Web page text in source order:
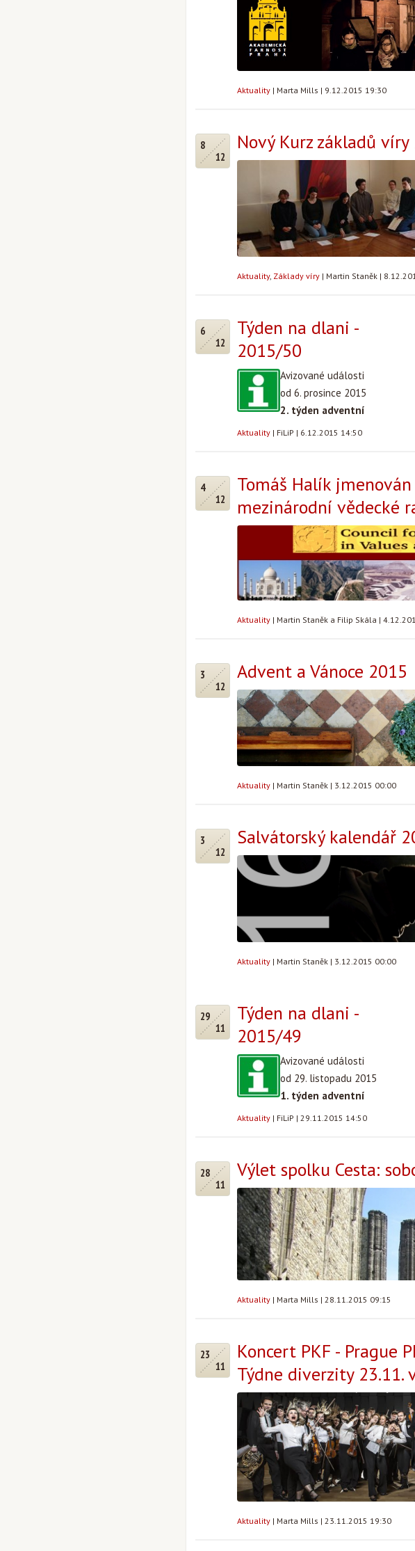
Aktuality | Marta Mills | 9.12.2015 19:30
8
12
Nový Kurz základů
Aktuality, Základy víry | Martin Staněk |
6
12
Týden na dlani -
2015/50
Avizované události
od 6. prosince 2015
2. týden adventní
Aktuality | FiLiP | 6.12.2015 14:50
4
12
Tomáš Halík
mezinárodní vědecké
Aktuality | Martin Staněk a Filip Skála |
3
12
Advent a Vánoce 2015
Aktuality | Martin Staněk | 3.12.2015 00:00
3
12
Salvátorský kalendář
Aktuality | Martin Staněk | 3.12.2015 00:00
29
11
Týden na dlani -
2015/49
Avizované události
od 29. listopadu 2015
1. týden adventní
Aktuality | FiLiP | 29.11.2015 14:50
28
11
Výlet spolku Cesta:
Aktuality | Marta Mills | 28.11.2015 09:15
23
11
Koncert PKF - Prague
Týdne diverzity 23.11.
Aktuality | Marta Mills | 23.11.2015 19:30